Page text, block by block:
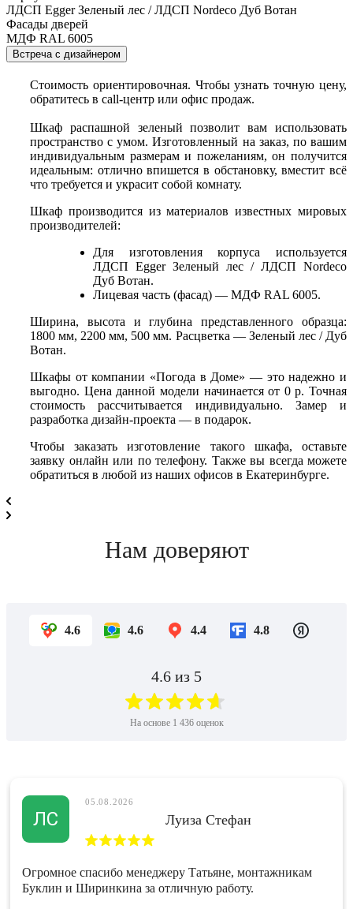
ЛДСП Egger Зеленый лес / ЛДСП Nordeco Дуб Вотан
Фасады дверей
МДФ RAL 6005
Встреча с дизайнером
Стоимость ориентировочная. Чтобы узнать точную цену,
обратитесь в call-центр или офис продаж.
Шкаф распашной зеленый позволит вам использовать
пространство с умом. Изготовленный на заказ, по вашим
индивидуальным размерам и пожеланиям, он получится
идеальным: отлично впишется в обстановку, вместит всё
что требуется и украсит собой комнату.
Шкаф производится из материалов известных мировых
производителей:
Для изготовления корпуса используется
ЛДСП Egger Зеленый лес / ЛДСП Nordeco
Дуб Вотан.
Лицевая часть (фасад) — МДФ RAL 6005.
Ширина, высота и глубина представленного образца:
1800 мм, 2200 мм, 500 мм. Расцветка — Зеленый лес / Дуб
Вотан.
Шкафы от компании «Погода в Доме» — это надежно и
выгодно. Цена данной модели начинается от 0 р. Точная
стоимость рассчитывается индивидуально. Замер и
разработка дизайн-проекта — в подарок.
Чтобы заказать изготовление такого шкафа, оставьте
заявку онлайн или по телефону. Также вы всегда можете
обратиться в любой из наших офисов в Екатеринбурге.
Нам доверяют
4.6 4.6 4.4 4.8
4.6 из 5
На основе 1 436оценок
ЛС
05.08.2026
Луиза Стефан
Огромное спасибо менеджеру Татьяне, монтажникам
Буклин и Ширинкина за отличную работу.